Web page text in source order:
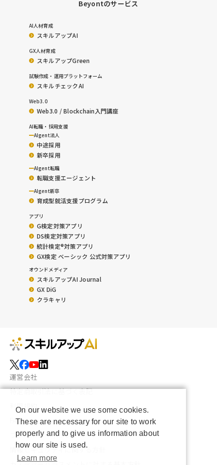
Beyontのサービス
AI人材育成
スキルアップAI
GX人材育成
スキルアップGreen
試験作成・運用プラットフォーム
スキルチェックAI
Web3.0
Web3.0 / Blockchain入門講座
AI転職・採用支援
AIgent法人
中途採用
新卒採用
AIgent転職
転職支援エージェント
AIgent新卒
育成型就活支援プログラム
アプリ
G検定対策アプリ
DS検定対策アプリ
統計検定®︎対策アプリ
GX検定 ベーシック 公式対策アプリ
オウンドメディア
スキルアップAI Journal
GX DiG
クラキャリ
運営会社
特定商取引法に基づく表記
利用規約
FAQ
プライバシーポリシー
情報セキュリティに関する方針
On our website we use some cookies.
These are necessary for our site to work
properly and to give us information about
how our site is used.
Learn more